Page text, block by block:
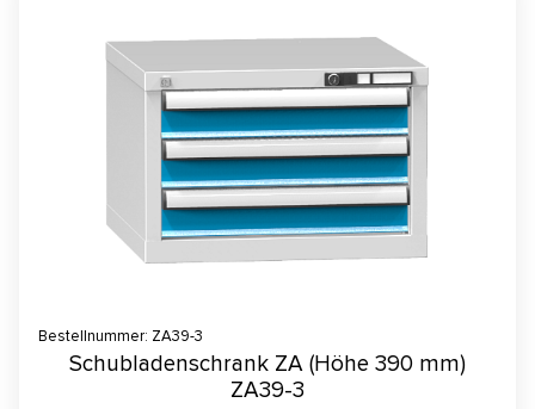
Bestellnummer: ZA39-3
Schubladenschrank ZA (Höhe 390 mm)
ZA39-3